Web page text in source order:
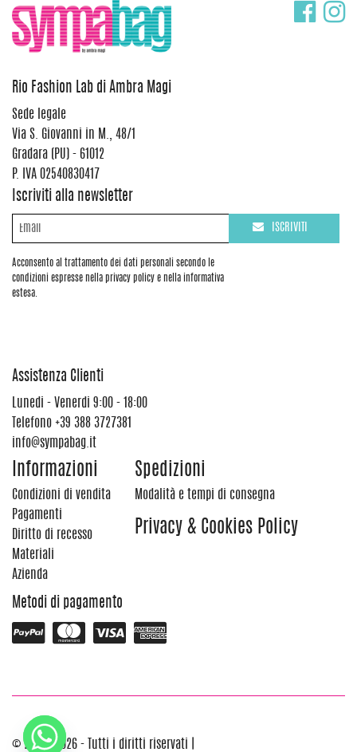
Rio Fashion Lab di Ambra Magi
Sede legale
Via S. Giovanni in M., 48/1
Gradara (PU) - 61012
P. IVA 02540830417
Iscriviti alla newsletter
Acconsento al trattamento dei dati personali secondo le
condizioni espresse nella privacy policy e nella informativa
estesa.
ISCRIVITI
Assistenza Clienti
Lunedi - Venerdi 9:00 - 18:00
Telefono +39 388 3727381
info@sympabag.it
Informazioni
Condizioni di vendita
Pagamenti
Diritto di recesso
Materiali
Azienda
Spedizioni
Modalità e tempi di consegna
Privacy & Cookies Policy
Metodi di pagamento
© 2012 - 2026 - Tutti i diritti riservati |